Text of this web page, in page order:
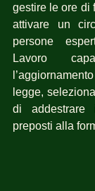
gestire le ore di
attivare un
persone
Lavoro
legge,
di addestrare
preposti alla